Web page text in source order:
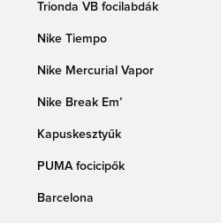
Trionda VB focilabdák
Nike Tiempo
Nike Mercurial Vapor
Nike Break Em’
Kapuskesztyűk
PUMA focicipők
Barcelona